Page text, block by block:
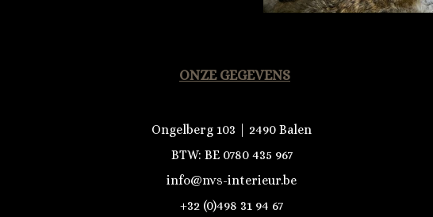
ONZE GEGEVENS
Ongelberg 103 | 2490 Balen
BTW: BE 0780 435 967
info@nvs-interieur.be
+32 (0)498 31 94 67